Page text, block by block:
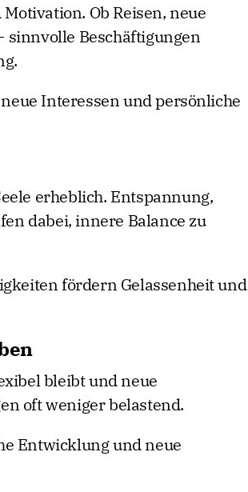
Ob Reisen, neue
sinnvolle Beschäftigungen
Interessen und persönliche
erheblich. Entspannung,
dabei, innere Balance zu
fördern Gelassenheit und
bleibt und neue
oft weniger belastend.
Entwicklung und neue